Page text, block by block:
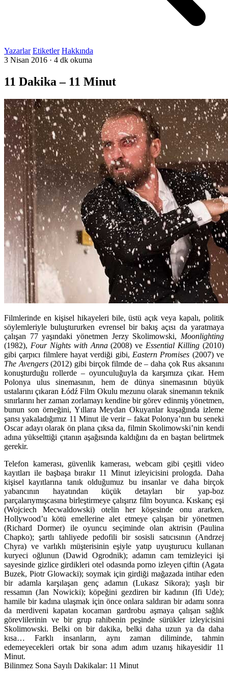
Yazarlar Etiketler Hakkında
3 Nisan 2016 · 4 dk okuma
11 Dakika – 11 Minut
Filmlerinde en kişisel hikayeleri bile, üstü açık veya kapalı, politik
söylemleriyle buluştururken evrensel bir bakış açısı da yaratmaya
çalışan 77 yaşındaki yönetmen Jerzy Skolimowski, Moonlighting
(1982), Four Nights with Anna(2008) ve Essential Killing (2010)
gibi çarpıcı filmlere hayat verdiği gibi, Eastern Promises (2007) ve
The Avengers(2012) gibi birçok filmde de – daha çok Rus aksanını
konuşturduğu rollerde – oyunculuğuyla da karşımıza çıkar. Hem
Polonya ulus sinemasının, hem de dünya sinemasının büyük
ustalarını çıkaran Łódź Film Okulu mezunu olarak sinemanın teknik
sınırlarını her zaman zorlamayı kendine bir görev edinmiş yönetmen,
bunun son örneğini, Yıllara Meydan Okuyanlar kuşağında izleme
şansı yakaladığımız 11 Minut ile verir – fakat Polonya’nın bu seneki
Oscar adayı olarak ön plana çıksa da, filmin Skolimowski’nin kendi
adına yükselttiği çıtanın aşağısında kaldığını da en baştan belirtmek
gerekir.
Telefon kamerası, güvenlik kamerası, webcam gibi çeşitli video
kayıtları ile başbaşa bırakır 11 Minut izleyicisini prologda. Daha
kişisel kayıtlarına tanık olduğumuz bu insanlar ve daha birçok
yabancının hayatından küçük detayları bir yap-boz
parçalarıymışcasına birleştirmeye çalışırız film boyunca. Kıskanç eşi
(Wojciech Mecwaldowski) otelin her köşesinde onu ararken,
Hollywood’u kötü emellerine alet etmeye çalışan bir yönetmen
(Richard Dormer) ile oyuncu seçiminde olan aktrisin (Paulina
Chapko); şartlı tahliyede pedofili bir sosisli satıcısının (Andrzej
Chyra) ve varlıklı müşterisinin eşiyle yatıp uyuşturucu kullanan
kuryeci oğlunun (Dawid Ogrodnik); adamın cam temizleyici işi
sayesinde gizlice girdikleri otel odasında porno izleyen çiftin (Agata
Buzek, Piotr Glowacki); soymak için girdiği mağazada intihar eden
bir adamla karşılaşan genç adamın (Lukasz Sikora); yaşlı bir
ressamın (Jan Nowicki); köpeğini gezdiren bir kadının (Ifi Ude);
hamile bir kadına ulaşmak için önce onlara saldıran bir adamı sonra
da merdiveni kapatan kocaman gardrobu aşmaya çalışan sağlık
görevlilerinin ve bir grup rahibenin peşinde sürükler izleyicisini
Skolimowski. Belki on bir dakika, belki daha uzun ya da daha
kısa… Farklı insanların, aynı zaman diliminde, tahmin
edemeyecekleri ortak bir sona adım adım uzanış hikayesidir 11
Minut.
Bilinmez Sona Sayılı Dakikalar: 11 Minut